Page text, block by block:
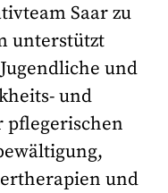
Saar zu
unterstützt
und
und
pflegerischen
und